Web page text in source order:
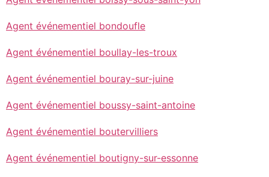
Agent événementiel bondoufle
Agent événementiel boullay-les-troux
Agent événementiel bouray-sur-juine
Agent événementiel boussy-saint-antoine
Agent événementiel boutervilliers
Agent événementiel boutigny-sur-essonne